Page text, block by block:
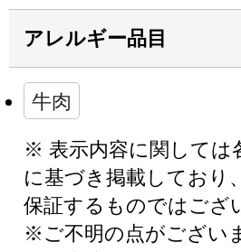
アレルギー品目
牛肉
※ 表示内容に関しては
に基づき掲載しており
保証するものではござ
※ご不明の点がござい